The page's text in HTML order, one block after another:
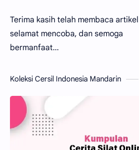
Terima kasih telah membaca
selamat mencoba, dan semoga
bermanfaat...
Koleksi Cersil Indonesia Mandarin